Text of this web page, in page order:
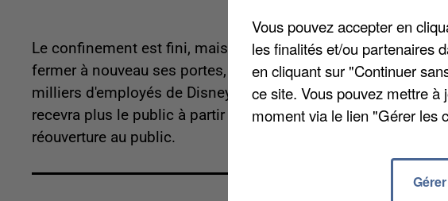
Le confinement est fini, mais la situation semble difficile au
fermer à nouveau ses portes, un peu plus d'un mois après sa
milliers d'employés de Disneyland, la directrice Natacha
recevra plus le public à partir du 30 septembre. Il avait
réouverture au public.
Vous pouvez accepter en
les finalités et/ou partenaires
en cliquant sur "Continuer
ce site. Vous pouvez mettre
moment via le lien "Gérer les